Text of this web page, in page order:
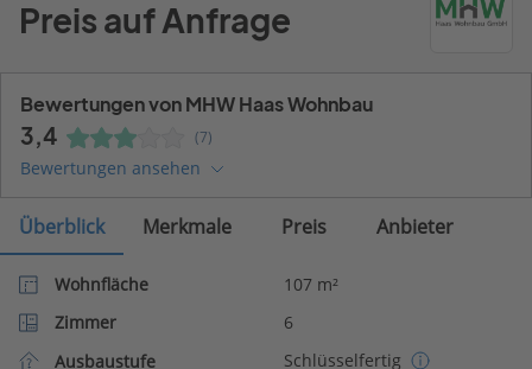
Preis auf Anfrage
Bewertungen von MHW Haas Wohnbau
3,4 (7)
Bewertungen ansehen
Überblick Merkmale Preis Anbieter
Wohnfläche
107 m²
Zimmer
6
Ausbaustufe
Schlüsselfertig